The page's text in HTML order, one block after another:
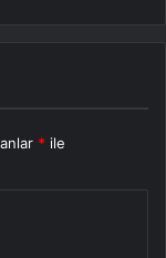
* ile